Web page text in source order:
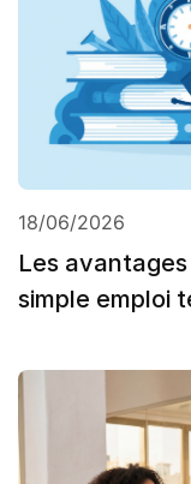
18/06/2026
Les avantages
simple emploi